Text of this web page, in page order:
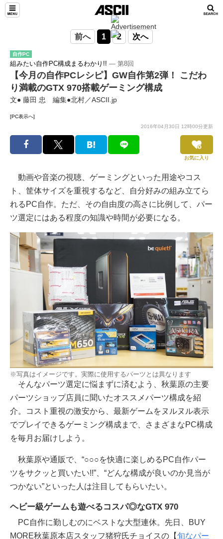
前へ 1 2 次へ
自作PC
組みたい自作PC構成まるわかり!! ― 第8回
【今月の自作PCレシピ】GW自作第2弾！ こだわ
り満載のGTX 970搭載ゲーミング構成
文● 藤田 忠 編集●北村／ASCII.jp
[PC表示へ]
2016年04月30日 12時00分更新
お気に入り
動画や音楽の視聴、ゲーミングといった用途やコス
ト、筐体サイズを重視するなど、自分好みの組み立てら
れるPC自作。ただ、その自由度の高さに比例して、パー
ツ選定にはある程度の知識や時間が必要になる。
※写真はイメージです。実際に使用するパーツとは異なります
そんなパーツ選定に悩まずに済むよう、秋葉原の主要
パーツショップ店員に聞いたオススメパーツ構成を紹
介。コスト重視の激安から、最新ゲームをヌルヌル表示
でプレイできるゲーミング構成まで、さまざまなPC構成
を毎月お届けしよう。
秋葉原や通販で、“○○○を快適に楽しめるPC自作パー
ツをサクッと買いたい!!”、“どんな構成が良いのか見当が
つかない”といった人は注目してもらいたい。
ヘビー級ゲームも遊べるコスパ◎なGTX 970
PC自作に勤しむのにベストな大型連休。先日、BUY
MORE秋葉原本店スタッフ猪狩氏チョイスの【旬なパー